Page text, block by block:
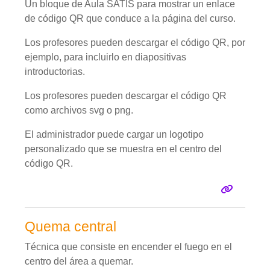
Un bloque de Aula SATIS para mostrar un enlace
de código QR que conduce a la página del curso.
Los profesores pueden descargar el código QR, por
ejemplo, para incluirlo en diapositivas
introductorias.
Los profesores pueden descargar el código QR
como archivos svg o png.
El administrador puede cargar un logotipo
personalizado que se muestra en el centro del
código QR.
Quema central
Técnica que consiste en encender el fuego en el
centro del área a quemar.